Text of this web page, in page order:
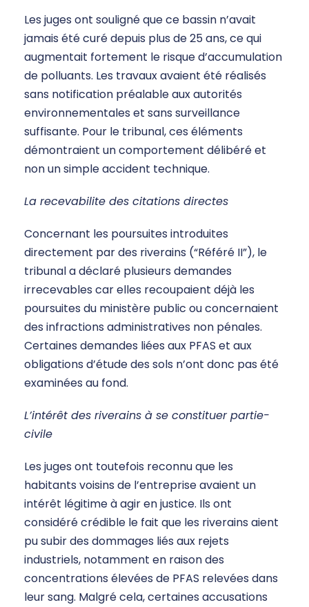
Les juges ont souligné que ce bassin n’avait
jamais été curé depuis plus de 25 ans, ce qui
augmentait fortement le risque d’accumulation
de polluants. Les travaux avaient été réalisés
sans notification préalable aux autorités
environnementales et sans surveillance
suffisante. Pour le tribunal, ces éléments
démontraient un comportement délibéré et
non un simple accident technique.
La recevabilite des citations directes
Concernant les poursuites introduites
directement par des riverains (“Référé II”), le
tribunal a déclaré plusieurs demandes
irrecevables car elles recoupaient déjà les
poursuites du ministère public ou concernaient
des infractions administratives non pénales.
Certaines demandes liées aux PFAS et aux
obligations d’étude des sols n’ont donc pas été
examinées au fond.
L’intérêt des riverains à se constituer partie-
civile
Les juges ont toutefois reconnu que les
habitants voisins de l’entreprise avaient un
intérêt légitime à agir en justice. Ils ont
considéré crédible le fait que les riverains aient
pu subir des dommages liés aux rejets
industriels, notamment en raison des
concentrations élevées de PFAS relevées dans
leur sang. Malgré cela, certaines accusations